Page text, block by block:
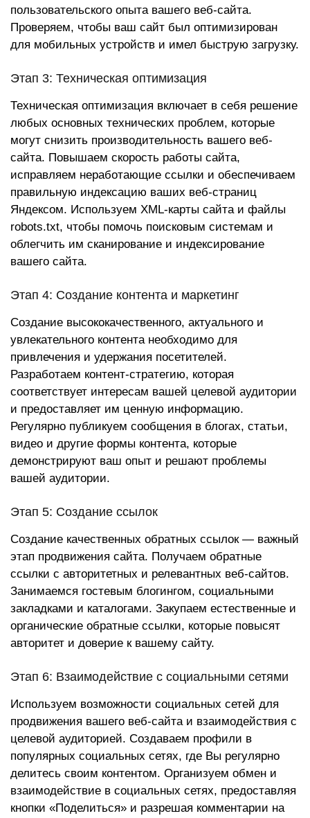
пользовательского опыта вашего веб-сайта.
Проверяем, чтобы ваш сайт был оптимизирован
для мобильных устройств и имел быструю загрузку.
Этап 3: Техническая оптимизация
Техническая оптимизация включает в себя решение
любых основных технических проблем, которые
могут снизить производительность вашего веб-
сайта. Повышаем скорость работы сайта,
исправляем неработающие ссылки и обеспечиваем
правильную индексацию ваших веб-страниц
Яндексом. Используем XML-карты сайта и файлы
robots.txt, чтобы помочь поисковым системам и
облегчить им сканирование и индексирование
вашего сайта.
Этап 4: Создание контента и маркетинг
Создание высококачественного, актуального и
увлекательного контента необходимо для
привлечения и удержания посетителей.
Разработаем контент-стратегию, которая
соответствует интересам вашей целевой аудитории
и предоставляет им ценную информацию.
Регулярно публикуем сообщения в блогах, статьи,
видео и другие формы контента, которые
демонстрируют ваш опыт и решают проблемы
вашей аудитории.
Этап 5: Создание ссылок
Создание качественных обратных ссылок — важный
этап продвижения сайта. Получаем обратные
ссылки с авторитетных и релевантных веб-сайтов.
Занимаемся гостевым блогингом, социальными
закладками и каталогами. Закупаем естественные и
органические обратные ссылки, которые повысят
авторитет и доверие к вашему сайту.
Этап 6: Взаимодействие с социальными сетями
Используем возможности социальных сетей для
продвижения вашего веб-сайта и взаимодействия с
целевой аудиторией. Создаваем профили в
популярных социальных сетях, где Вы регулярно
делитесь своим контентом. Организуем обмен и
взаимодействие в социальных сетях, предоставляя
кнопки «Поделиться» и разрешая комментарии на